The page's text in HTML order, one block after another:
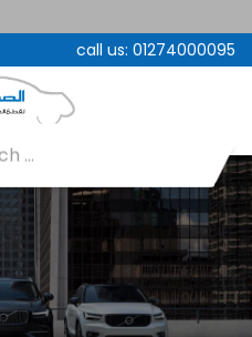
call us: 01274000095